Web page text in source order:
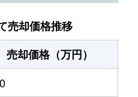
売却価格推移
売却価格（万円）